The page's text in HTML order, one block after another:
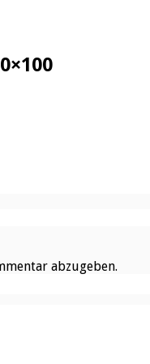
abzugeben.